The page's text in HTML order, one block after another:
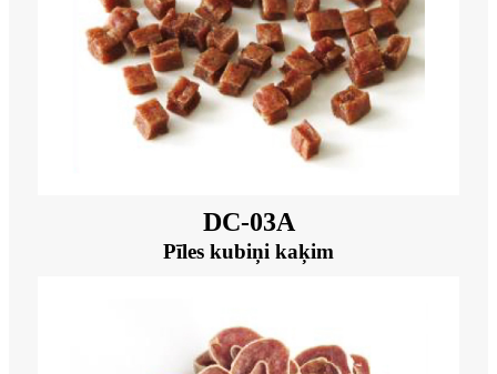
DC-03A
Pīles kubiņi kaķim